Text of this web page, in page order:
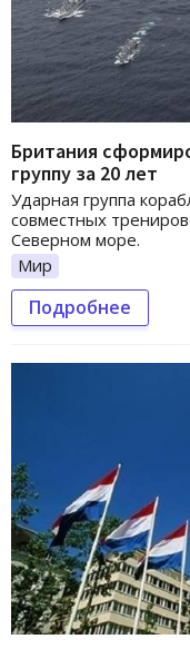
Британия
группу за 20 лет
Ударная группа
совместных
Северном море.
Мир
Подробнее